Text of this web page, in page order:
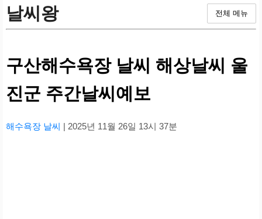
날씨왕 전체 메뉴
구산해수욕장 날씨 해상날씨 울
진군 주간날씨예보
해수욕장 날씨 | 2025년 11월 26일 13시 37분